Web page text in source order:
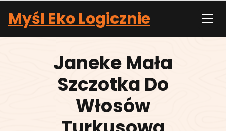
content
Myśl Eko Logicznie
Janeke Mała
Szczotka Do
Włosów